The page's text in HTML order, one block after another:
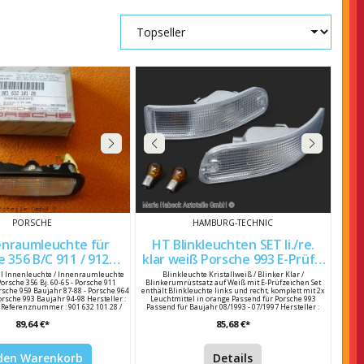
PORSCHE
für
356 B/C 911 / 912
Innenleuchte / Innenraumleuchte
356 Bj. 60-65 - Porsche 911
959 Baujahr 87-88 - Porsche 964
993 Baujahr 94-98 Hersteller :
: 901 632 101 28 /
89,64 €*
Warenkorb
HAMBURG-TECHNIC
HT Blinkleuchten SET li./re.
klar weiß Porsche 993 E-Prüfz.
99363106101
Blinkleuchte Kristallweiß / Blinker Klar /
Blinkerumrüstsatz auf Weiß mit E-Prüfzeichen Set
enthält Blinkleuchte links und recht, komplett mit 2x
Leuchtmittel in orange Passend für Porsche 993
Passend für Baujahr 08/1993 - 07/1997 Hersteller :
01 / 99363106101 993 631 062 01 / 99363106201
85,68 €*
Details